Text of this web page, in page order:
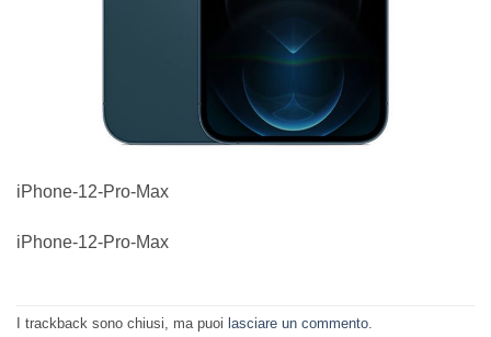
iPhone-12-Pro-Max
iPhone-12-Pro-Max
I trackback sono chiusi, ma puoi lasciare un commento.